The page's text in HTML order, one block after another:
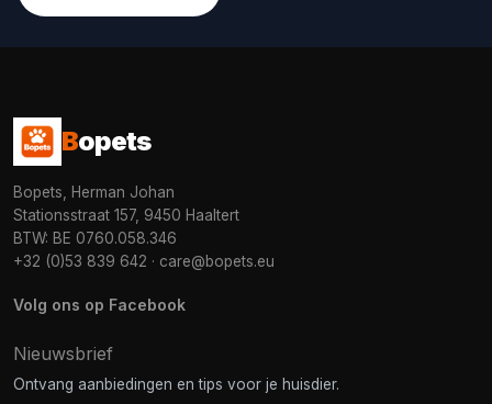
Bopets
Bopets, Herman Johan
Stationsstraat 157, 9450 Haaltert
BTW: BE 0760.058.346
+32 (0)53 839 642 · care@bopets.eu
Volg ons op Facebook
Nieuwsbrief
Ontvang aanbiedingen en tips voor je huisdier.